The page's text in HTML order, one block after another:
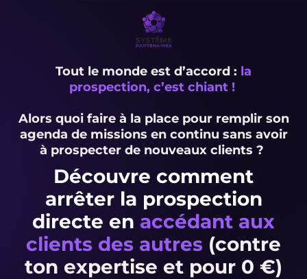
Tout le monde est d’accord : la
prospection, c’est chiant !
Alors quoi faire à la place pour remplir son
agenda de missions en continu sans avoir
à prospecter de nouveaux clients ?
Découvre comment
arrêter la prospection
directe en accédant aux
clients des autres (contre
ton expertise et pour 0 €)